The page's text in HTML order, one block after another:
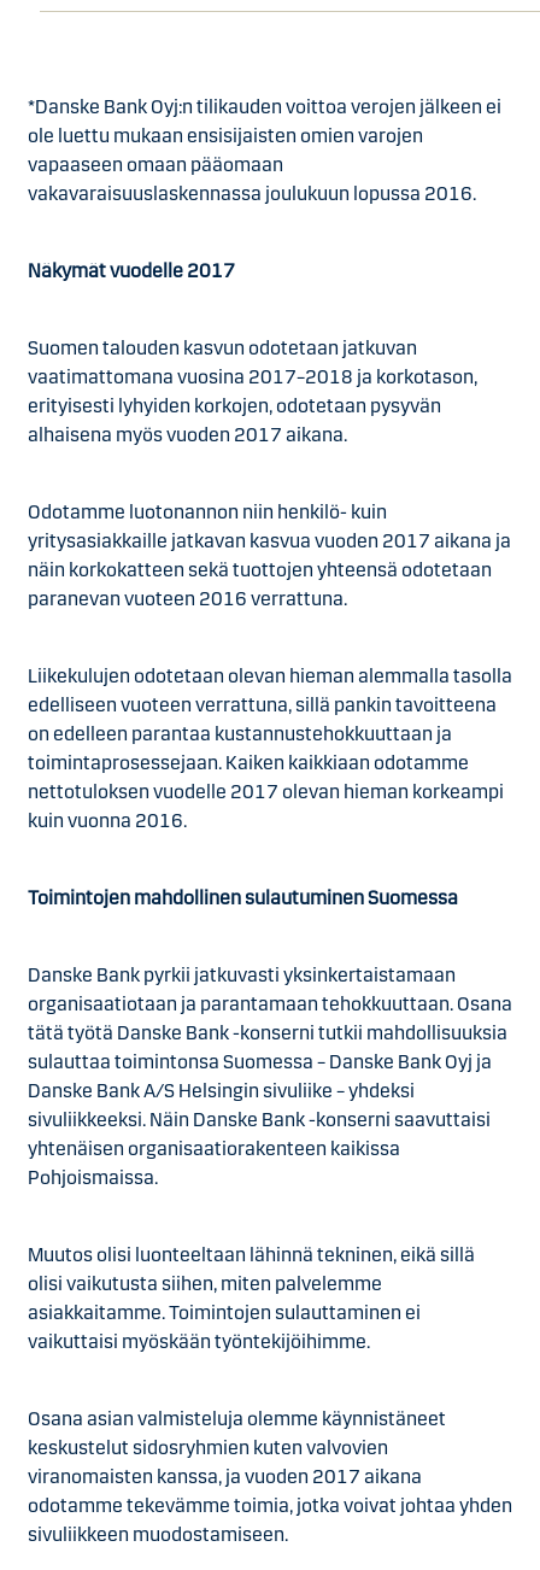
*Danske Bank Oyj:n tilikauden voittoa verojen jälkeen ei
ole luettu mukaan ensisijaisten omien varojen
vapaaseen omaan pääomaan
vakavaraisuuslaskennassa joulukuun lopussa 2016.
Näkymät vuodelle 2017
Suomen talouden kasvun odotetaan jatkuvan
vaatimattomana vuosina 2017–2018 ja korkotason,
erityisesti lyhyiden korkojen, odotetaan pysyvän
alhaisena myös vuoden 2017 aikana.
Odotamme luotonannon niin henkilö- kuin
yritysasiakkaille jatkavan kasvua vuoden 2017 aikana ja
näin korkokatteen sekä tuottojen yhteensä odotetaan
paranevan vuoteen 2016 verrattuna.
Liikekulujen odotetaan olevan hieman alemmalla tasolla
edelliseen vuoteen verrattuna, sillä pankin tavoitteena
on edelleen parantaa kustannustehokkuuttaan ja
toimintaprosessejaan. Kaiken kaikkiaan odotamme
nettotuloksen vuodelle 2017 olevan hieman korkeampi
kuin vuonna 2016.
Toimintojen mahdollinen sulautuminen Suomessa
Danske Bank pyrkii jatkuvasti yksinkertaistamaan
organisaatiotaan ja parantamaan tehokkuuttaan. Osana
tätä työtä Danske Bank -konserni tutkii mahdollisuuksia
sulauttaa toimintonsa Suomessa – Danske Bank Oyj ja
Danske Bank A/S Helsingin sivuliike – yhdeksi
sivuliikkeeksi. Näin Danske Bank -konserni saavuttaisi
yhtenäisen organisaatiorakenteen kaikissa
Pohjoismaissa.
Muutos olisi luonteeltaan lähinnä tekninen, eikä sillä
olisi vaikutusta siihen, miten palvelemme
asiakkaitamme. Toimintojen sulauttaminen ei
vaikuttaisi myöskään työntekijöihimme.
Osana asian valmisteluja olemme käynnistäneet
keskustelut sidosryhmien kuten valvovien
viranomaisten kanssa, ja vuoden 2017 aikana
odotamme tekevämme toimia, jotka voivat johtaa yhden
sivuliikkeen muodostamiseen.